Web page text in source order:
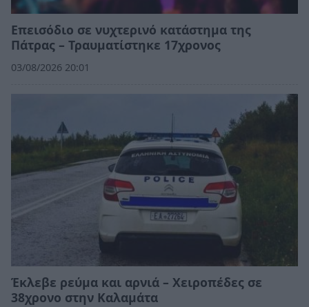
Επεισόδιο σε νυχτερινό κατάστημα της
Πάτρας – Τραυματίστηκε 17χρονος
03/08/2026 20:01
Έκλεβε ρεύμα και αρνιά – Χειροπέδες σε
38χρονο στην Καλαμάτα